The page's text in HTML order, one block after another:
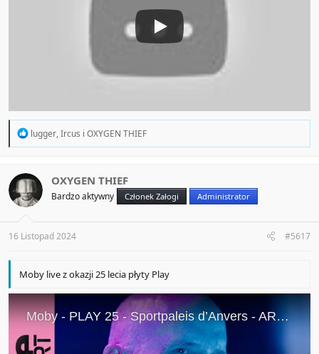
R
t
i
o
s
:
lugger,Ircus i OXYGEN THIEF
OXYGEN THIEF
Bardzo aktywny Członek Załogi Administrator
16 Listopad 2024 #5617
Moby live z okazji 25 lecia płyty Play